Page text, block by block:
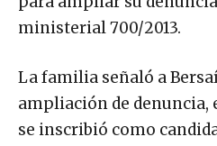
ministerial 700/2013.
La familia señaló a
ampliación de denuncia,
se inscribió como